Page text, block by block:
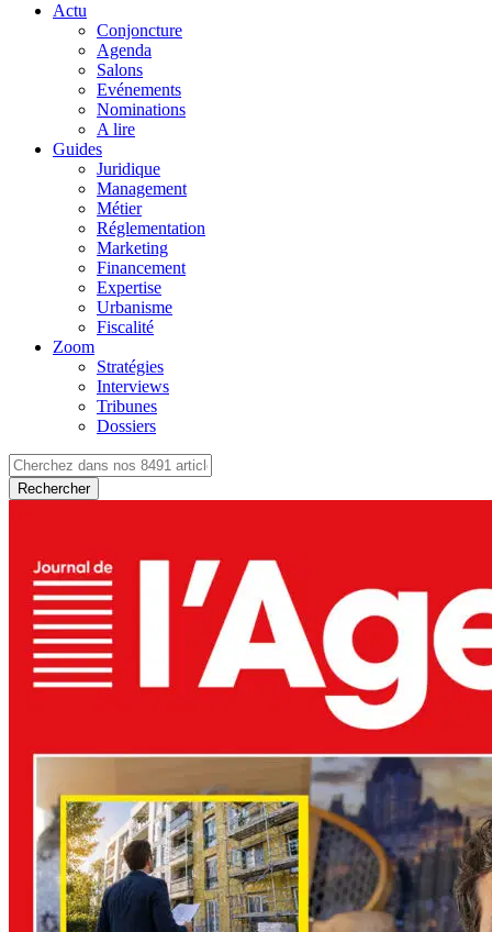
Actu
Conjoncture
Agenda
Salons
Evénements
Nominations
A lire
Guides
Juridique
Management
Métier
Réglementation
Marketing
Financement
Expertise
Urbanisme
Fiscalité
Zoom
Stratégies
Interviews
Tribunes
Dossiers
Rechercher